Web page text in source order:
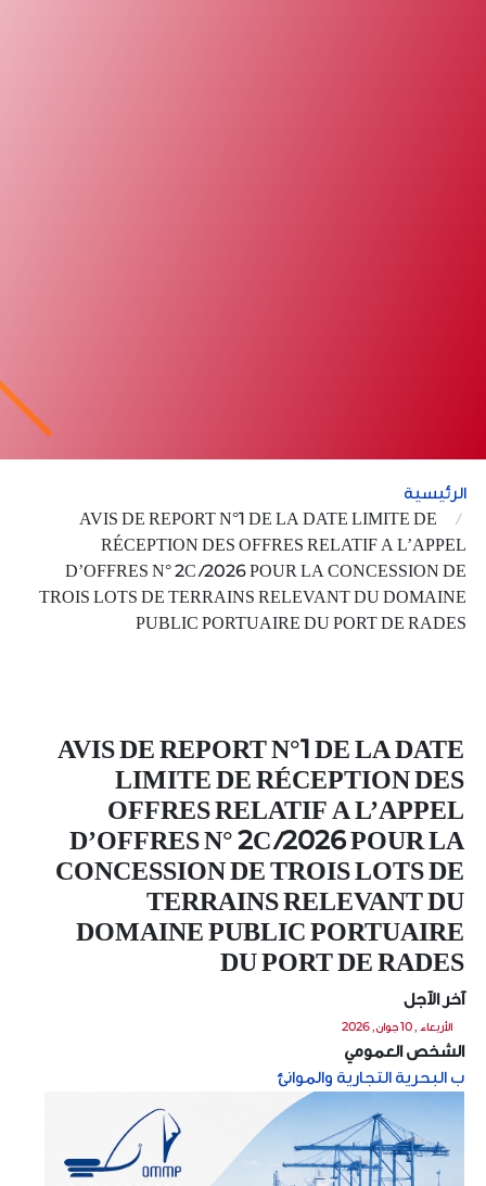
الرئيسية
AVIS DE REPORT N°1 DE LA DATE LIMITE DE
RÉCEPTION DES OFFRES RELATIF A L’APPEL
D’OFFRES N° 2C /2026 POUR LA CONCESSION DE
TROIS LOTS DE TERRAINS RELEVANT DU DOMAINE
PUBLIC PORTUAIRE DU PORT DE RADES
AVIS DE REPORT N°1 DE LA DATE
LIMITE DE RÉCEPTION DES
OFFRES RELATIF A L’APPEL
D’OFFRES N° 2C /2026 POUR LA
CONCESSION DE TROIS LOTS DE
TERRAINS RELEVANT DU
DOMAINE PUBLIC PORTUAIRE
DU PORT DE RADES
آخر الآجل
الأربعاء , 10 جوان, 2026
الشخص العمومي
ب البحرية التجارية والموانئ